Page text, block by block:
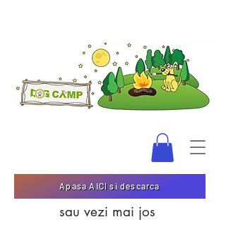
Apasa AICI si descarca
sau vezi mai jos